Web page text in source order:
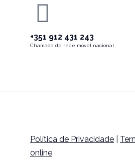
+351 912 431 243
Chamada de rede móvel nacional
Política de Privacidade
online